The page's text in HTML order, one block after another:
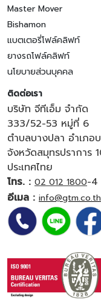
Master Mover
Bishamon
แบตเตอรี่โฟล์คลิฟท์
ยางรถโฟล์คลิฟท์
นโยบายส่วนบุคคล
ติดต่อเรา
บริษัท จีทีเอ็ม จำกัด
333/52-53 หมู่ที่ 6
ตำบลบางปลา อำเภอ
จังหวัดสมุทรปราการ
ประเทศไทย
โทร. : 02 012 1800-4
อีเมล : info@gtm.co.th